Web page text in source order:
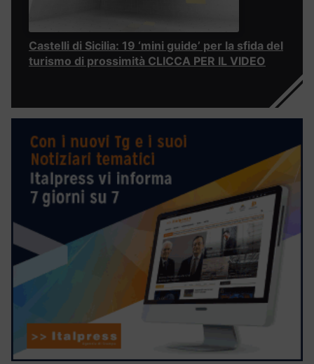
Castelli di Sicilia: 19 ‘mini guide’ per la sfida del
turismo di prossimità CLICCA PER IL VIDEO